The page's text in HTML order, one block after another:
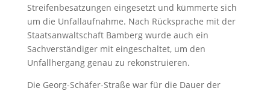
Streifenbesatzungen eingesetzt und kümmerte sich
um die Unfallaufnahme. Nach Rücksprache mit der
Staatsanwaltschaft Bamberg wurde auch ein
Sachverständiger mit eingeschaltet, um den
Unfallhergang genau zu rekonstruieren.
Die Georg-Schäfer-Straße war für die Dauer der